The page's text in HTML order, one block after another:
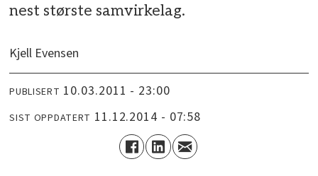
nest største samvirkelag.
Kjell Evensen
PUBLISERT 10.03.2011 - 23:00
SIST OPPDATERT 11.12.2014 - 07:58